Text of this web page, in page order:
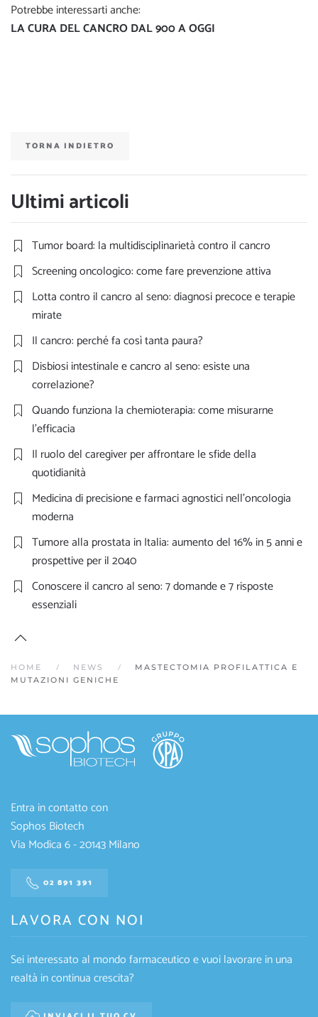
Potrebbe interessarti anche:
LA CURA DEL CANCRO DAL 900 A OGGI
TORNA INDIETRO
Ultimi articoli
Tumor board: la multidisciplinarietà contro il cancro
Screening oncologico: come fare prevenzione attiva
Lotta contro il cancro al seno: diagnosi precoce e terapie
mirate
Il cancro: perché fa così tanta paura?
Disbiosi intestinale e cancro al seno: esiste una
correlazione?
Quando funziona la chemioterapia: come misurarne
l’efficacia
Il ruolo del caregiver per affrontare le sfide della
quotidianità
Medicina di precisione e farmaci agnostici nell’oncologia
moderna
Tumore alla prostata in Italia: aumento del 16% in 5 anni e
prospettive per il 2040
Conoscere il cancro al seno: 7 domande e 7 risposte
essenziali
HOME NEWS
MASTECTOMIA PROFILATTICA E
MUTAZIONI GENICHE
Entra in contatto con
Sophos Biotech
Via Modica 6 - 20143 Milano
02 891 391
LAVORA CON NOI
Sei interessato al mondo farmaceutico e vuoi lavorare in una
realtà in continua crescita?